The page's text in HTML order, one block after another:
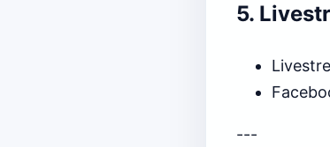
5.
---